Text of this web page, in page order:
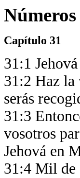
Números
Capítulo 31
31:1
31:2 Haz la
serás
31:3
vosotros
Jehová en
31:4 Mil de